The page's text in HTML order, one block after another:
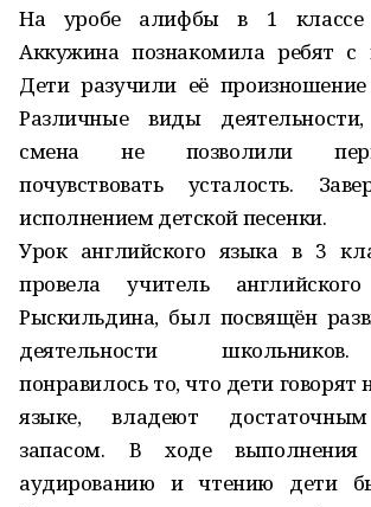
На уробе алифбы в 1 классе
Аккужина познакомила ребят с
Дети разучили её
Различные виды
смена не позволили
почувствовать усталость.
исполнением детской песенки.
Урок английского языка в 3
провела учитель
Рыскильдина, был посвящён
деятельности
понравилось то, что дети говорят
языке, владеют
запасом. В ходе
аудированию и чтению дети